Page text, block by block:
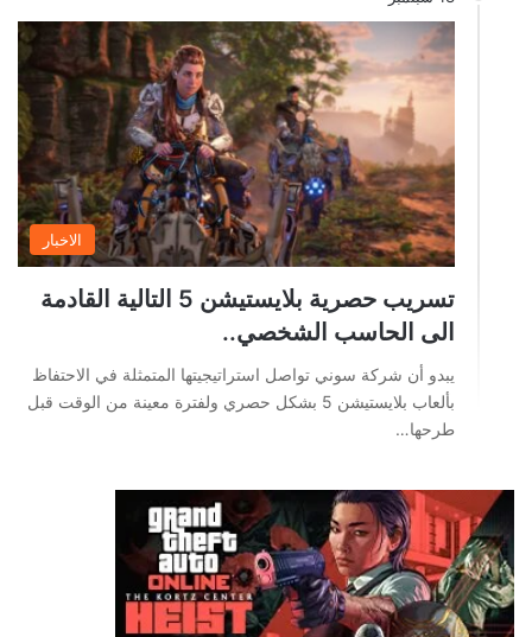
الاخبار
تسريب حصرية بلايستيشن 5 التالية القادمة
الى الحاسب الشخصي..
يبدو أن شركة سوني تواصل استراتيجيتها المتمثلة في الاحتفاظ
بألعاب بلايستيشن 5 بشكل حصري ولفترة معينة من الوقت قبل
طرحها…